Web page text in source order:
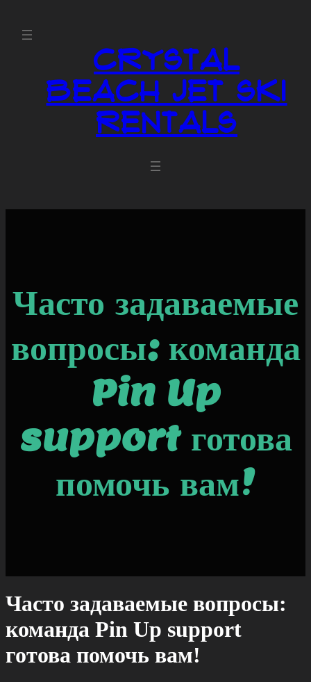
Crystal
Beach Jet Ski
Rentals
Часто задаваемые
вопросы: команда
Pin Up
support готова
помочь вам!
Часто задаваемые вопросы:
команда Pin Up support
готова помочь вам!